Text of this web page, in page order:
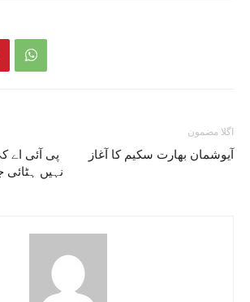
پی آئی اے
نہیں ہٹائی
اگلا مضمون
آیوشمان بھارت سکیم کا آغاز